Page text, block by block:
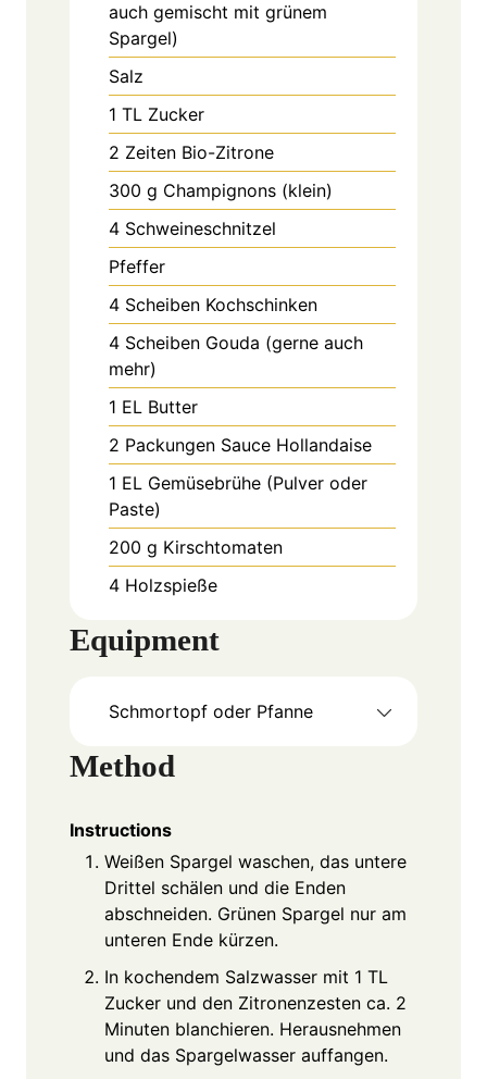
auch gemischt mit grünem
Spargel)
Salz
1 TL Zucker
2 Zeiten Bio-Zitrone
300 g Champignons (klein)
4 Schweineschnitzel
Pfeffer
4 Scheiben Kochschinken
4 Scheiben Gouda (gerne auch
mehr)
1 EL Butter
2 Packungen Sauce Hollandaise
1 EL Gemüsebrühe (Pulver oder
Paste)
200 g Kirschtomaten
4 Holzspieße
Equipment
Schmortopf oder Pfanne
Method
Instructions
Weißen Spargel waschen, das untere
Drittel schälen und die Enden
abschneiden. Grünen Spargel nur am
unteren Ende kürzen.
In kochendem Salzwasser mit 1 TL
Zucker und den Zitronenzesten ca. 2
Minuten blanchieren. Herausnehmen
und das Spargelwasser auffangen.